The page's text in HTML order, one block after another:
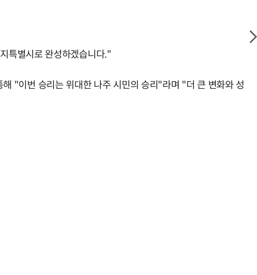
특별시로 완성하겠습니다."
"이번 승리는 위대한 나주 시민의 승리"라며 "더 큰 변화와 성